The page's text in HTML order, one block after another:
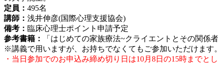
定員： 495名
講師： 浅井伸彦(国際心理支援協会)
備考： 臨床心理士ポイント申請予定
参考書籍：
「はじめての家族療法~クライエントとその関係
※講義で用いますが、お持ちでなくてもご参加いただけます
・当日参加でのお申込み締め切り日は10月8日の15時までと